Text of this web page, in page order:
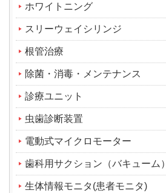
ホワイトニング
スリーウェイシリンジ
根管治療
除菌・消毒・メンテナンス
診療ユニット
虫歯診断装置
電動式マイクロモーター
歯科用サクション（バキューム）
生体情報モニタ(患者モニタ)